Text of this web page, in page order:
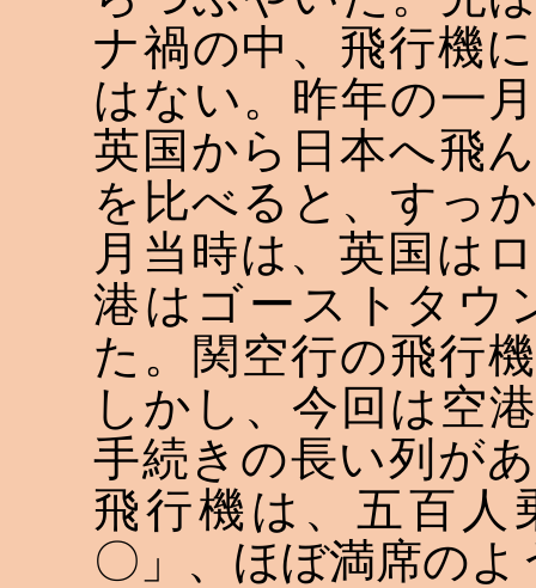
ナ禍の中、飛行機
はない。昨年の一
英国から日本へ飛
を比べると、すっ
月当時は、英国は
港はゴーストタウ
た。関空行の飛行
しかし、今回は空
手続きの長い列が
飛行機は、五百
〇」、ほぼ満席のよ